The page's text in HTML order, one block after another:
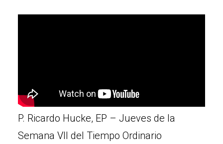
P. Ricardo Hucke, EP – Jueves de la
Semana VII del Tiempo Ordinario